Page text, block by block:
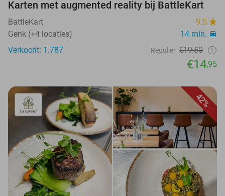
Karten met augmented reality bij BattleKart
BattleKart
9.5
Genk (+4 locaties)
14 min.
Verkocht: 1.787
Regulier €19,50
€14,95
42%